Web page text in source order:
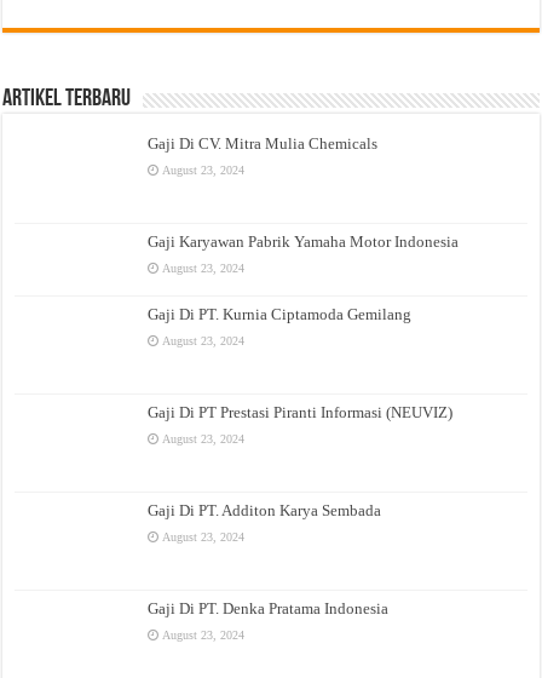
Artikel Terbaru
Gaji Di CV. Mitra Mulia Chemicals
August 23, 2024
Gaji Karyawan Pabrik Yamaha Motor Indonesia
August 23, 2024
Gaji Di PT. Kurnia Ciptamoda Gemilang
August 23, 2024
Gaji Di PT Prestasi Piranti Informasi (NEUVIZ)
August 23, 2024
Gaji Di PT. Additon Karya Sembada
August 23, 2024
Gaji Di PT. Denka Pratama Indonesia
August 23, 2024